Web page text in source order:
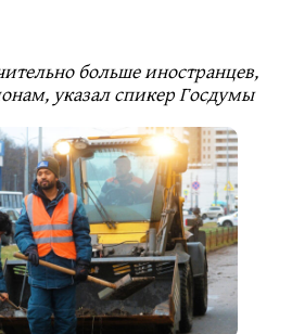
больше иностранцев,
указал спикер Госдумы